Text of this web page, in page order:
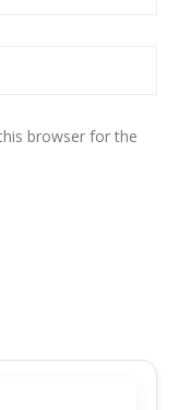
browser for the